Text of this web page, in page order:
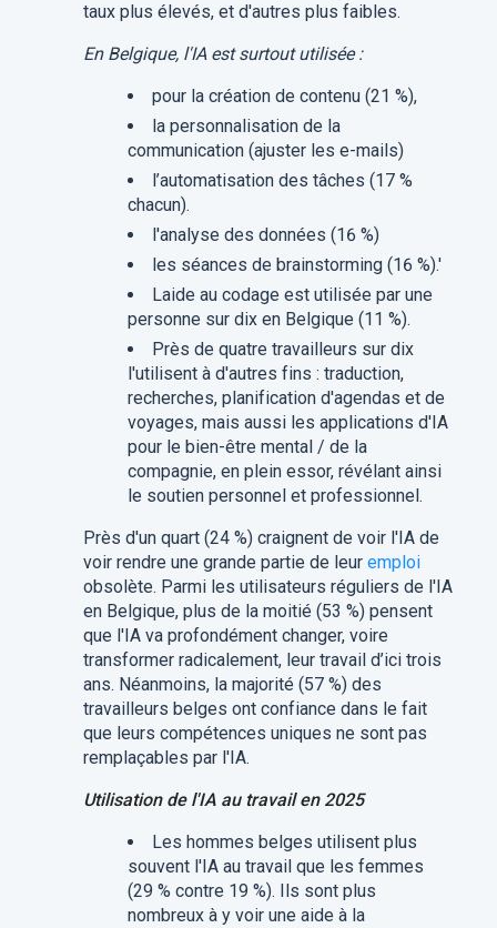
taux plus élevés, et d'autres plus faibles.
En Belgique, l'IA est surtout utilisée :
pour la création de contenu (21 %),
la personnalisation de la
communication (ajuster les e-mails)
l’automatisation des tâches (17 %
chacun).
l'analyse des données (16 %)
les séances de brainstorming (16 %).'
Laide au codage est utilisée par une
personne sur dix en Belgique (11 %).
Près de quatre travailleurs sur dix
l'utilisent à d'autres fins : traduction,
recherches, planification d'agendas et de
voyages, mais aussi les applications d'IA
pour le bien-être mental / de la
compagnie, en plein essor, révélant ainsi
le soutien personnel et professionnel.
Près d'un quart (24 %) craignent de voir l'IA de
voir rendre une grande partie de leur emploi
obsolète. Parmi les utilisateurs réguliers de l'IA
en Belgique, plus de la moitié (53 %) pensent
que l'IA va profondément changer, voire
transformer radicalement, leur travail d’ici trois
ans. Néanmoins, la majorité (57 %) des
travailleurs belges ont confiance dans le fait
que leurs compétences uniques ne sont pas
remplaçables par l'IA.
Utilisation de l'IA au travail en 2025
Les hommes belges utilisent plus
souvent l'IA au travail que les femmes
(29 % contre 19 %). Ils sont plus
nombreux à y voir une aide à la